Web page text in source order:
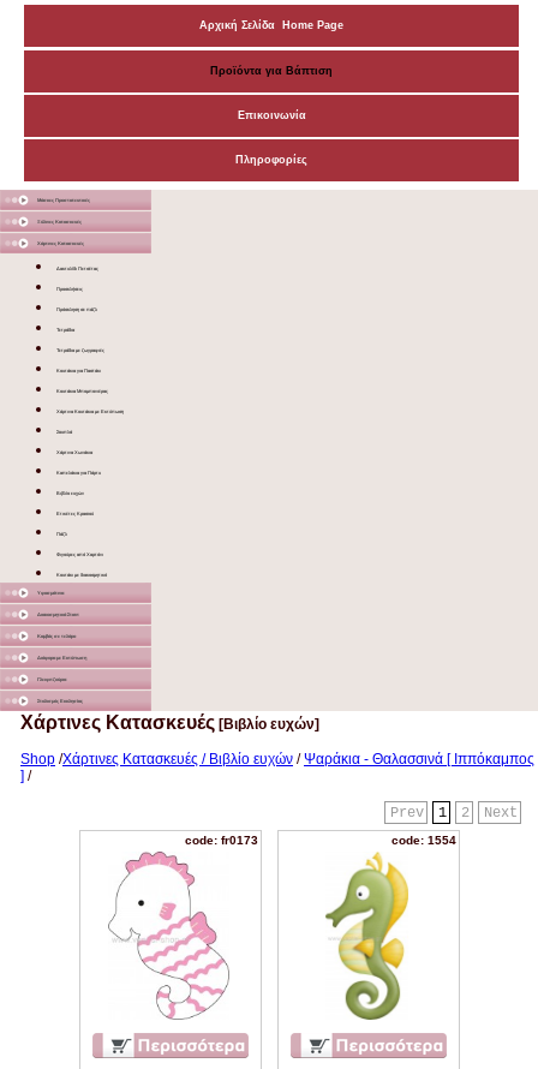
Αρχική Σελίδα Home Page
Προϊόντα για Βάπτιση
Επικοινωνία
Πληροφορίες
Μάσκες Προστατευτικές
Ξύλινες Κατασκευές
Χάρτινες Κατασκευές
Δακτυλίδι Πετσέτας
Προσκλήσεις
Πρόσκληση σε πάζλ
Τετράδια
Τετράδια με ζωγραφιές
Κουτάκια για Παστάκι
Κουτάκια Μπομπονιέρας
Χάρτινα Κουτάκια με Εκτύπωση
Σουπλά
Χάρτινα Χωνάκια
Καπελάκια για Πάρτυ
Βιβλίο ευχών
Ετικέτες Κρασιού
Πάζλ
Φιγούρες από Χαρτόνι
Κουτάκι με διακοσμητικό
Υφασμάτινα
Διακοσμητικά Σταντ
Καμβάς σε τελάρο
Διάφορα με Εκτύπωση
Γλειφιτζούρια
Στολισμός Εκκλησίας
Χάρτινες Κατασκευές [Βιβλίο ευχών]
Shop /Χάρτινες Κατασκευές / Βιβλίο ευχών /Ψαράκια - Θαλασσινά [ Ιππόκαμπος
] /
Next
2
1
Prev
code: fr0173 code: 1554